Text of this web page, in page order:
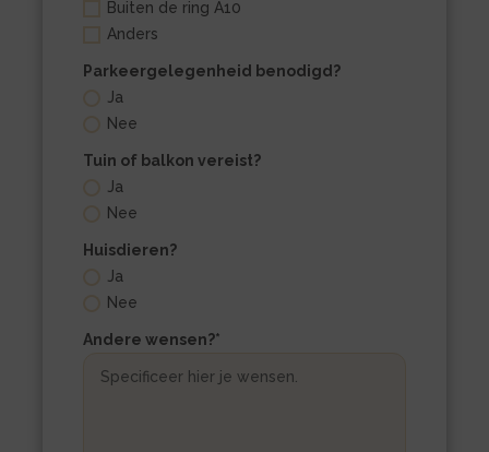
Buiten de ring A10
Anders
Parkeergelegenheid benodigd?
Ja
Nee
Tuin of balkon vereist?
Ja
Nee
Huisdieren?
Ja
Nee
Andere wensen?*